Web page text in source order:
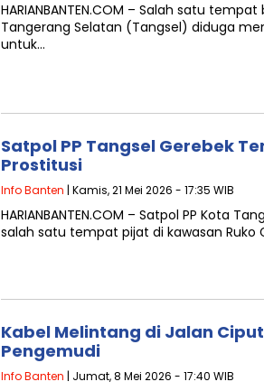
HARIANBANTEN.COM – Salah satu
Tangerang Selatan (Tangsel) diduga
untuk…
Satpol PP Tangsel Gerebek
Prostitusi
Info Banten | Kamis, 21 Mei 2026 - 17:35 WIB
HARIANBANTEN.COM – Satpol PP Kota
salah satu tempat pijat di kawasan Ruko
Kabel Melintang di Jalan
Pengemudi
Info Banten | Jumat, 8 Mei 2026 - 17:40 WIB